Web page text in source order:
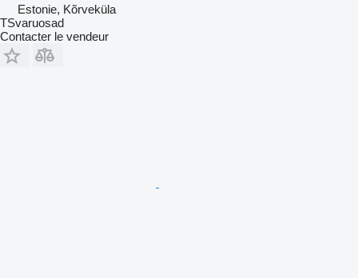
Estonie, Kõrveküla
TSvaruosad
Contacter le vendeur